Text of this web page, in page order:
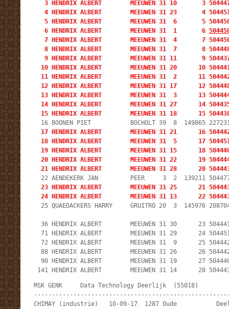
3 HENDRIX ALBERT        MEEUWEN 31 10
4 HENDRIX ALBERT        MEEUWEN 31 23
5 HENDRIX ALBERT        MEEUWEN 31  6
   6 HENDRIX ALBERT        MEEUWEN 31  1       6
7 HENDRIX ALBERT        MEEUWEN 31  4
8 HENDRIX ALBERT        MEEUWEN 31  7
9 HENDRIX ALBERT        MEEUWEN 31 11
10 HENDRIX ALBERT        MEEUWEN 31 20
11 HENDRIX ALBERT        MEEUWEN 31  2
12 HENDRIX ALBERT        MEEUWEN 31 17
13 HENDRIX ALBERT        MEEUWEN 31  3
14 HENDRIX ALBERT        MEEUWEN 31 27
15 HENDRIX ALBERT        MEEUWEN 31 18      15
17 HENDRIX ALBERT        MEEUWEN 31 21
18 HENDRIX ALBERT        MEEUWEN 31  5
19 HENDRIX ALBERT        MEEUWEN 31 15
20 HENDRIX ALBERT        MEEUWEN 31 22
21 HENDRIX ALBERT        MEEUWEN 31 28      20
23 HENDRIX ALBERT        MEEUWEN 31 25
24 HENDRIX ALBERT        MEEUWEN 31 13      22
25 QUAEDACKERS HARRY     GRUITRO 20  3
36 HENDRIX ALBERT        MEEUWEN 31 30
71 HENDRIX ALBERT        MEEUWEN 31 29
72 HENDRIX ALBERT        MEEUWEN 31  9
88 HENDRIX ALBERT        MEEUWEN 31 26
90 HENDRIX ALBERT        MEEUWEN 31 19
141 HENDRIX ALBERT        MEEUWEN 31 14      28
MSK GENK     Data
CHIMAY (industrie)   10-09-17  1287 Oude